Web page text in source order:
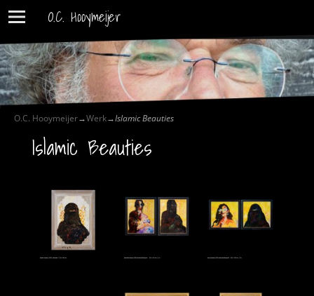
O.C. Hooymeijer
O.C. Hooymeijer→Werk→Islamic Beauties
Islamic Beauties